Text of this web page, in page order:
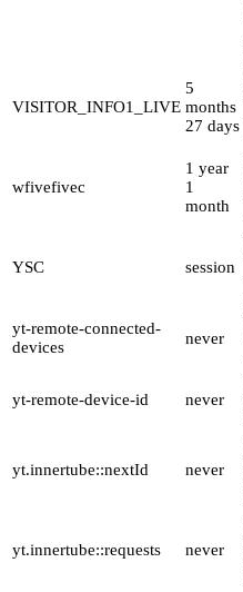
VISITOR_INFO1_LIVE
5
months
27 days
wfivefivec
1 year
1
month
YSC session
yt-remote-connected-
devices
never
yt-remote-device-id never
yt.innertube::nextId never
yt.innertube::requests never